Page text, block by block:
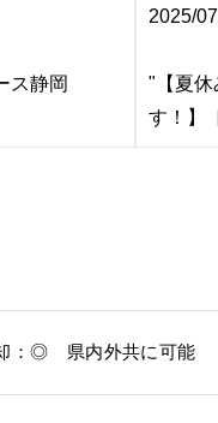
ス静岡
2025/
"【夏休
す！】
：◎ 県内外共に可能